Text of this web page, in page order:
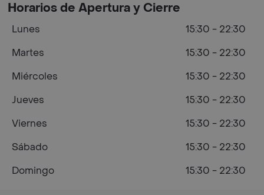
Horarios de Apertura y Cierre
Lunes
15:30 - 22:30
Martes
15:30 - 22:30
Miércoles
15:30 - 22:30
Jueves
15:30 - 22:30
Viernes
15:30 - 22:30
Sábado
15:30 - 22:30
Domingo
15:30 - 22:30